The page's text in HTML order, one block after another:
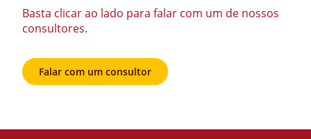
Basta clicar ao lado para falar com um de nossos
consultores.
Falar com um consultor